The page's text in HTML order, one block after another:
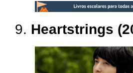
9. Heartstrings